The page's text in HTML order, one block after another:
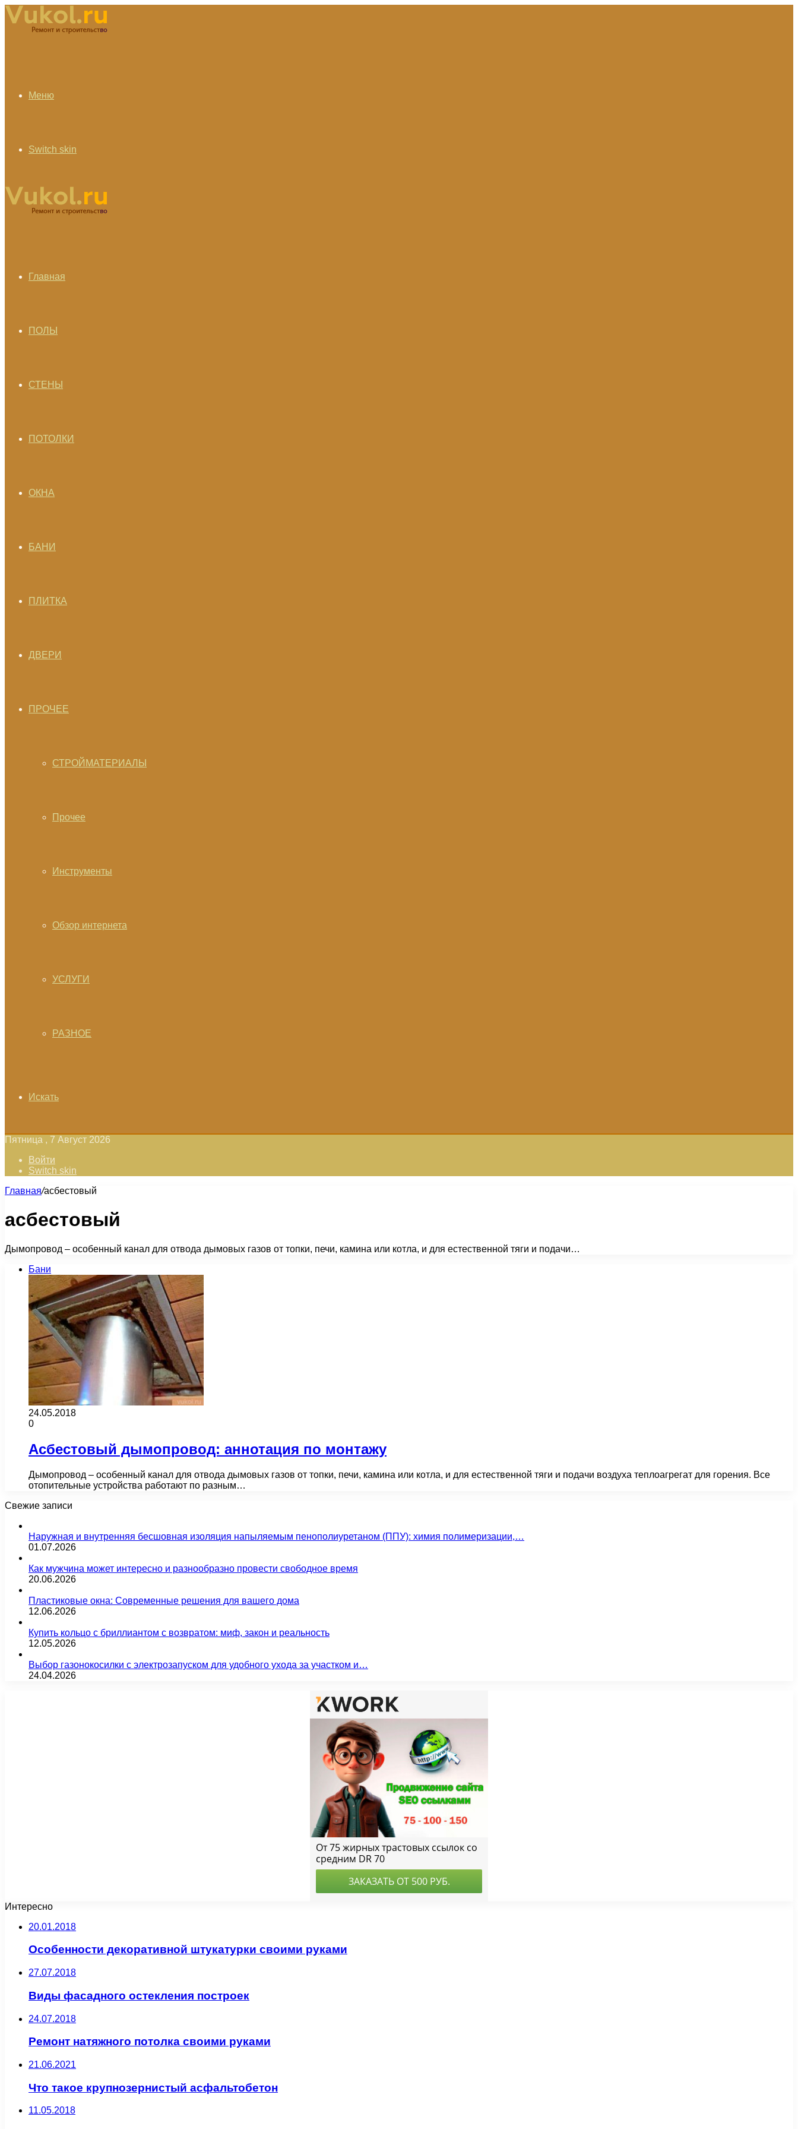
Меню
Switch skin
Главная
ПОЛЫ
СТЕНЫ
ПОТОЛКИ
ОКНА
БАНИ
ПЛИТКА
ДВЕРИ
ПРОЧЕЕ
СТРОЙМАТЕРИАЛЫ
Прочее
Инструменты
Обзор интернета
УСЛУГИ
РАЗНОЕ
Искать
Пятница , 7 Август 2026
Войти
Switch skin
Главная/асбестовый
асбестовый
Дымопровод – особенный канал для отвода дымовых газов от топки, печи, камина или котла, и для естественной тяги и подачи…
Бани
24.05.2018
0
Асбестовый дымопровод: аннотация по монтажу
Дымопровод – особенный канал для отвода дымовых газов от топки, печи, камина или котла, и для естественной тяги и подачи воздуха теплоагрегат для горения. Все
отопительные устройства работают по разным…
Свежие записи
Наружная и внутренняя бесшовная изоляция напыляемым пенополиуретаном (ППУ): химия полимеризации,…
01.07.2026
Как мужчина может интересно и разнообразно провести свободное время
20.06.2026
Пластиковые окна: Современные решения для вашего дома
12.06.2026
Купить кольцо с бриллиантом с возвратом: миф, закон и реальность
12.05.2026
Выбор газонокосилки с электрозапуском для удобного ухода за участком и…
24.04.2026
Интересно
20.01.2018
Особенности декоративной штукатурки своими руками
27.07.2018
Виды фасадного остекления построек
24.07.2018
Ремонт натяжного потолка своими руками
21.06.2021
Что такое крупнозернистый асфальтобетон
11.05.2018